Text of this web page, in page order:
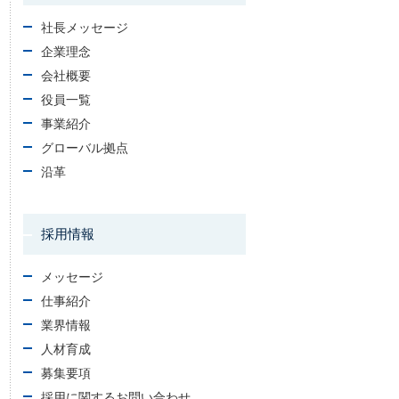
社長メッセージ
企業理念
会社概要
役員一覧
事業紹介
グローバル拠点
沿革
採用情報
メッセージ
仕事紹介
業界情報
人材育成
募集要項